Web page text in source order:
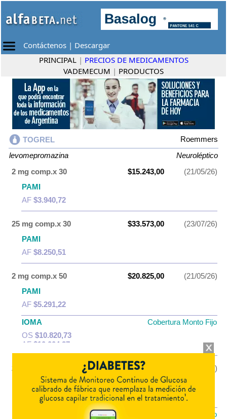
Contáctenos | Descargar
PRINCIPAL | PRECIOS DE MEDICAMENTOS
VADEMECUM | PRODUCTOS
TOGREL
Roemmers
levomepromazina
Neuroléptico
2 mg comp.x 30
$15.243,00
(21/05/26)
PAMI
AF $3.940,72
25 mg comp.x 30 $33.573,00
(23/07/26)
PAMI
AF $8.250,51
2 mg comp.x 50 $20.825,00
(21/05/26)
PAMI
AF $5.291,22
IOMA
Cobertura Monto Fijo
OS $10.820,73
AF $10.004,27
25 mg comp.x 50 $53.397,00
(21/05/26)
PAMI
$18.129,15
Cobertura Monto Fijo